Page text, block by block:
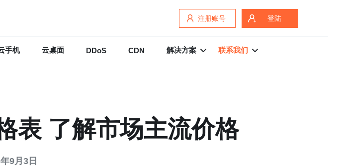
注册账号 登陆
手机 云桌面 DDoS CDN 解决方案 联系我们
表 了解市场主流价格
9月3日